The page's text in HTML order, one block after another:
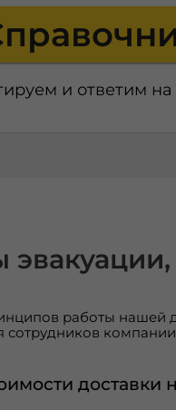
и ответим на
работы нашей
доставки